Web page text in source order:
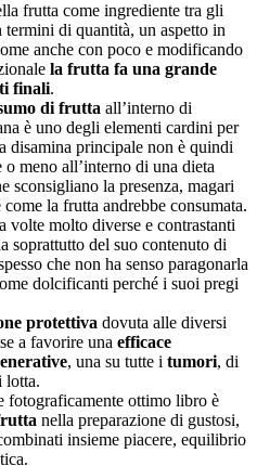
frutta come ingrediente tra gli
di quantità, un aspetto in
anche con poco e modificando
la frutta fa una grande
finali.
di frutta all’interno di
è uno degli elementi cardini per
disamina principale non è quindi
o meno all’interno di una dieta
sconsigliano la presenza, magari
la frutta andrebbe consumata.
volte molto diverse e contrastanti
soprattutto del suo contenuto di
che non ha senso paragonarla
dolcificanti perché i suoi pregi
protettiva dovuta alle diversi
a favorire una efficace
, una su tutte i tumori, di
lotta.
fotograficamente ottimo libro è
nella preparazione di gustosi,
insieme piacere, equilibrio